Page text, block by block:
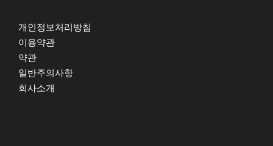
개인정보처리방침
이용약관
약관
일반주의사항
회사소개